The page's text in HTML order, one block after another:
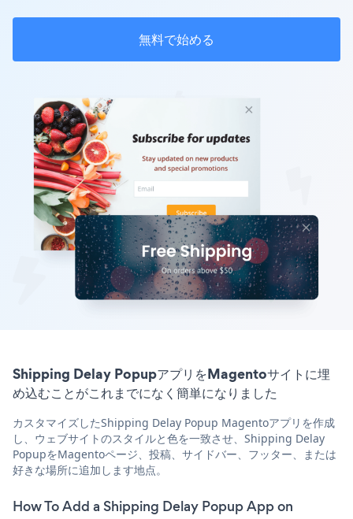
無料で始める
Shipping Delay PopupアプリをMagentoサイトに埋
め込むことがこれまでになく簡単になりました
カスタマイズしたShipping Delay Popup Magentoアプリを作成
し、ウェブサイトのスタイルと色を一致させ、Shipping Delay
PopupをMagentoページ、投稿、サイドバー、フッター、または
好きな場所に追加します地点。
How To Add a Shipping Delay Popup App on